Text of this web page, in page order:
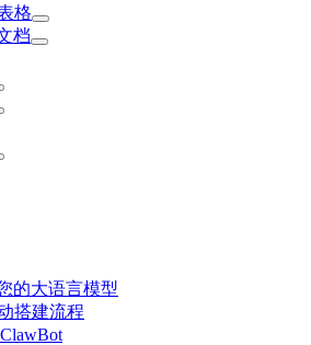
格
档
的大语言模型
搭建流程